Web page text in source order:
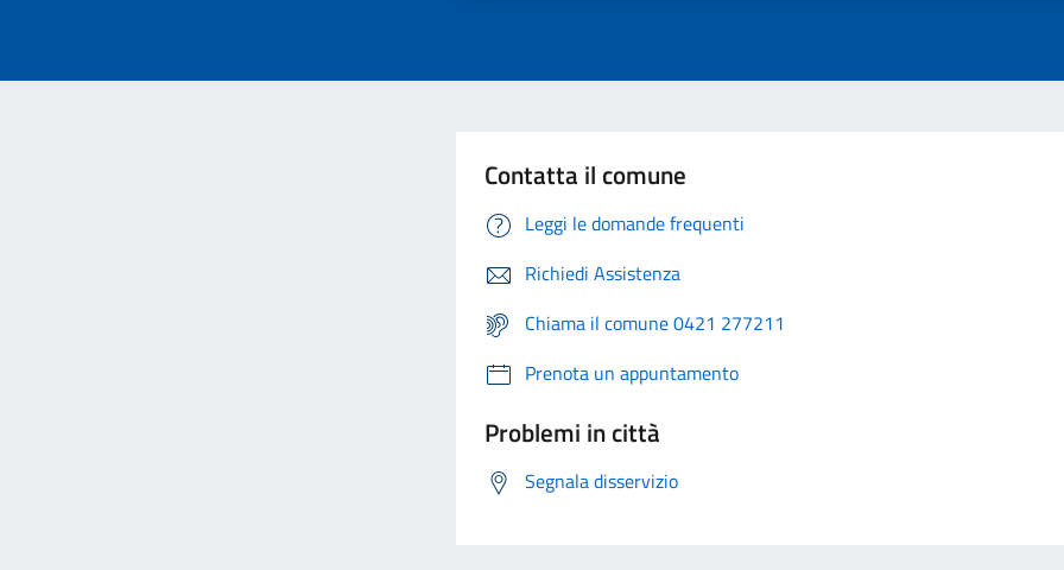
Contatta il comune
Leggi le domande frequenti
Richiedi Assistenza
Chiama il comune 0421 277211
Prenota un appuntamento
Problemi in città
Segnala disservizio